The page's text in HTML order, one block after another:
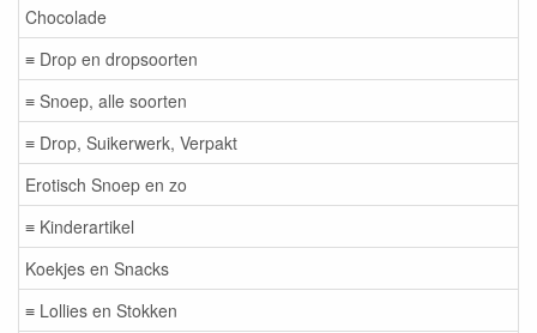
Chocolade
≡ Drop en dropsoorten
≡ Snoep, alle soorten
≡ Drop, Suikerwerk, Verpakt
Erotisch Snoep en zo
≡ Kinderartikel
Koekjes en Snacks
≡ Lollies en Stokken